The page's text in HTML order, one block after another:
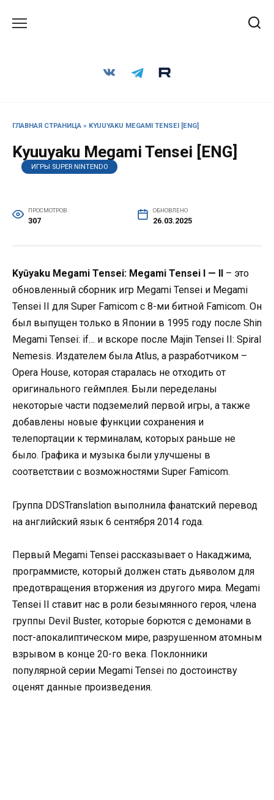
ГЛАВНАЯ СТРАНИЦА » KYUUYAKU MEGAMI TENSEI [ENG]
Kyuuyaku Megami Tensei [ENG]
ИГРЫ SUPER NINTENDO
ПРОСМОТРОВ
307
ОБНОВЛЕНО
26.03.2025
Kyūyaku Megami Tensei: Megami Tensei I — II – это
обновленный сборник игр Megami Tensei и Megami
Tensei II для Super Famicom с 8-ми битной Famicom. Он
был выпущен только в Японии в 1995 году после Shin
Megami Tensei: if… и вскоре после Majin Tensei II: Spiral
Nemesis. Издателем была Atlus, а разработчиком –
Opera House, которая старалась не отходить от
оригинального геймплея. Были переделаны
некоторые части подземелий первой игры, а также
добавлены новые функции сохранения и
телепортации к терминалам, которых раньше не
было. Графика и музыка были улучшены в
соответствии с возможностями Super Famicom.
Группа DDSTranslation выполнила фанатский перевод
на английский язык 6 сентября 2014 года.
Первый Megami Tensei рассказывает о Накаджима,
программисте, который должен стать дьяволом для
предотвращения вторжения из другого мира. Megami
Tensei II ставит нас в роли безымянного героя, члена
группы Devil Buster, которые борются с демонами в
пост-апокалиптическом мире, разрушенном атомным
взрывом в конце 20-го века. Поклонники
популярной серии Megami Tensei по достоинству
оценят данные произведения.